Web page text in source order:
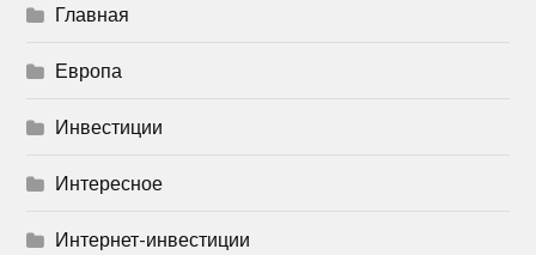
Главная
Европа
Инвестиции
Интересное
Интернет-инвестиции